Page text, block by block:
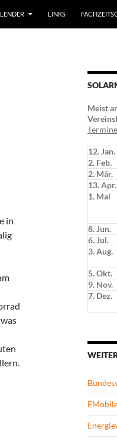
LINKS
in
Meist
12. Jan.
2. Feb.
2. Mär.
13. Apr.
1. Mai
8. Jun.
6. Jul.
3. Aug.
5. Okt.
9. Nov.
7. Dez.